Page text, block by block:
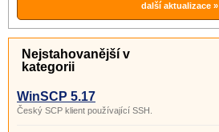
další aktualizace »
Nejstahovanější v
kategorii
WinSCP 5.17
Český SCP klient používající SSH.